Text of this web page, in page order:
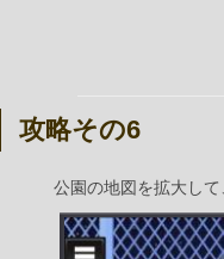
攻略その6
公園の地図を拡大し